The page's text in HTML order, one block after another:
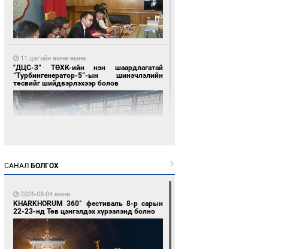
11 цагийн өмнө өмнө
"ДЦС-3” ТӨХК-ийн нэн шаардлагатай
“Турбингенератор-5”-ын шинэчлэлийн
төсвийг шийдвэрлэхээр болов
Воллейбол эрэгтэйчүүдийн шигшээ баг А
хэсгийг тэргүүллээ
САНАЛ БОЛГОХ
2026-08-04 өмнө
KHARKHORUM 360° фестиваль 8-р сарын
22-23-нд Төв цэнгэлдэх хүрээлэнд болно